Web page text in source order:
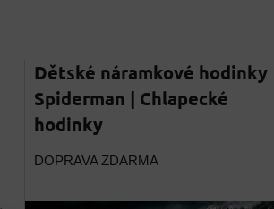
Dětské náramkové hodinky
Spiderman | Chlapecké
hodinky
DOPRAVA ZDARMA